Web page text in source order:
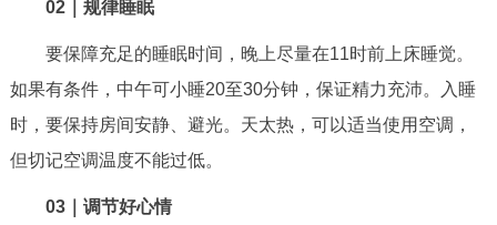
12345网上接诉即办
参与调查 在线访谈 图说互动
走进北京
北京概况
02｜规律睡眠
要保障充足的睡眠时间，晚上尽量在11时前上床睡觉。
如果有条件，中午可小睡20至30分钟，保证精力充沛。入睡
时，要保持房间安静、避光。天太热，可以适当使用空调，
但切记空调温度不能过低。
03｜调节好心情